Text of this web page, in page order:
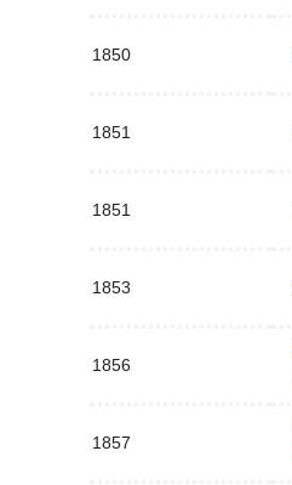
1850
1851
1851
1853
1856
1857